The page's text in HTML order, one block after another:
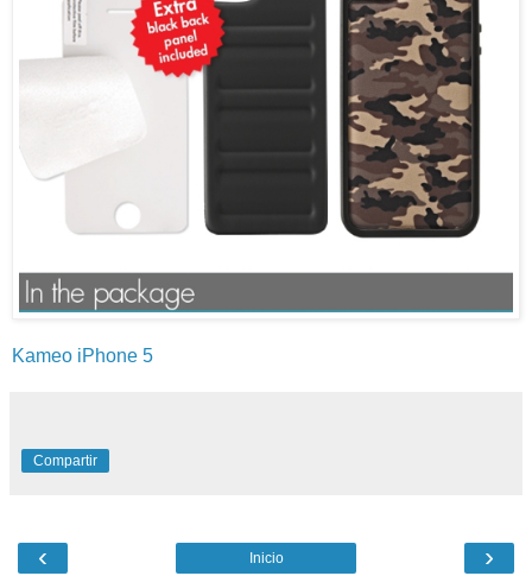
Kameo iPhone 5
Compartir
‹ ›
Inicio